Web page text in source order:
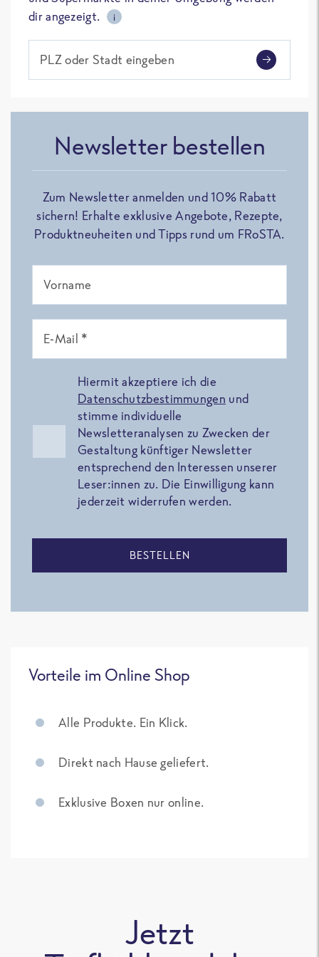
dir angezeigt.
i
PLZ oder Stadt eingeben
Newsletter bestellen
Zum Newsletter anmelden und 10% Rabatt
sichern! Erhalte exklusive Angebote, Rezepte,
Produktneuheiten und Tipps rund um FRoSTA.
Vorname
E-Mail *
Hiermit akzeptiere ich die
Datenschutzbestimmungen und
stimme individuelle
Newsletteranalysen zu Zwecken der
Gestaltung künftiger Newsletter
entsprechend den Interessen unserer
Leser:innen zu. Die Einwilligung kann
jederzeit widerrufen werden.
BESTELLEN
Vorteile im Online Shop
Alle Produkte. Ein Klick.
Direkt nach Hause geliefert.
Exklusive Boxen nur online.
Jetzt